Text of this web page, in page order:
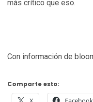
más crítico que eso.
Con información de
Comparte esto: